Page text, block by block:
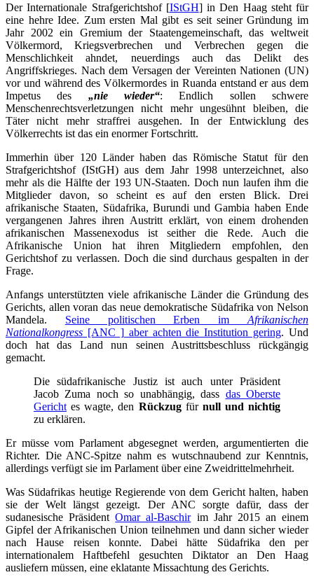
Der Internationale Strafgerichtshof [IStGH] in Den Haag steht für
eine hehre Idee. Zum ersten Mal gibt es seit seiner Gründung im
Jahr 2002 ein Gremium der Staatengemeinschaft, das weltweit
Völkermord, Kriegsverbrechen und Verbrechen gegen die
Menschlichkeit ahndet, neuerdings auch das Delikt des
Angriffskrieges. Nach dem Versagen der Vereinten Nationen (UN)
vor und während des Völkermordes in Ruanda entstand er aus dem
Impetus des „nie wieder“: Endlich sollen schwere
Menschenrechtsverletzungen nicht mehr ungesühnt bleiben, die
Täter nicht mehr straffrei ausgehen. In der Entwicklung des
Völkerrechts ist das ein enormer Fortschritt.
Immerhin über 120 Länder haben das Römische Statut für den
Strafgerichtshof (IStGH) aus dem Jahr 1998 unterzeichnet, also
mehr als die Hälfte der 193 UN-Staaten. Doch nun laufen ihm die
Mitglieder davon, so scheint es auf den ersten Blick. Drei
afrikanische Staaten, Südafrika, Burundi und Gambia haben Ende
vergangenen Jahres ihren Austritt erklärt, von einem drohenden
afrikanischen Massenexodus ist seither die Rede. Auch die
Afrikanische Union hat ihren Mitgliedern empfohlen, den
Gerichtshof zu verlassen. Doch die sind durchaus gespalten in der
Frage.
Anfangs unterstützten viele afrikanische Länder die Gründung des
Gerichts, allen voran das neue demokratische Südafrika von Nelson
Mandela. Seine politischen Erben imAfrikanischen
Nationalkongress [ANC ] aber achten die Institution gering. Und
doch hat das Land nun seinen Austrittsbeschluss rückgängig
gemacht.
Die südafrikanische Justiz ist auch unter Präsident
Jacob Zuma noch so unabhängig, dass das Oberste
Gericht es wagte, den Rückzugfür null und nichtig
zu erklären.
Er müsse vom Parlament abgesegnet werden, argumentierten die
Richter. Die ANC-Spitze nahm es wutschnaubend zur Kenntnis,
allerdings verfügt sie im Parlament über eine Zweidrittelmehrheit.
Was Südafrikas heutige Regierende von dem Gericht halten, haben
sie der Welt längst gezeigt. Der ANC sorgte dafür, dass der
sudanesische PräsidentOmar al-Baschirim Jahr 2015 an einem
Gipfel der Afrikanischen Union teilnehmen und dann sicher wieder
nach Hause reisen konnte. Dabei hätte Südafrika den per
internationalem Haftbefehl gesuchten Diktator an Den Haag
ausliefern müssen, eine eklatante Missachtung des Gerichts.